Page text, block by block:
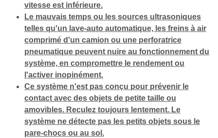
vitesse est inférieure.
Le mauvais temps ou les sources ultrasoniques
telles qu'un lave-auto automatique, les freins à air
comprimé d'un camion ou une perforatrice
pneumatique peuvent nuire au fonctionnement du
système, en compromettre le rendement ou
l'activer inopinément.
Ce système n'est pas conçu pour prévenir le
contact avec des objets de petite taille ou
amovibles. Reculez toujours lentement. Le
système ne détecte pas les petits objets sous le
pare-chocs ou au sol.